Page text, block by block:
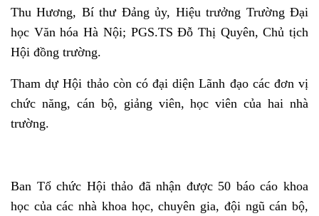
Thu Hương, Bí thư Đảng ủy, Hiệu trưởng Trường Đại
học Văn hóa Hà Nội; PGS.TS Đỗ Thị Quyên, Chủ tịch
Hội đồng trường.
Tham dự Hội thảo còn có đại diện Lãnh đạo các đơn vị
chức năng, cán bộ, giảng viên, học viên của hai nhà
trường.
Ban Tổ chức Hội thảo đã nhận được50 báo cáo khoa
học của các nhà khoa học, chuyên gia, đội ngũ cán bộ,